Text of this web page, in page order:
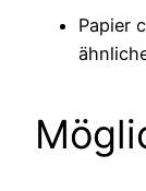
Papier